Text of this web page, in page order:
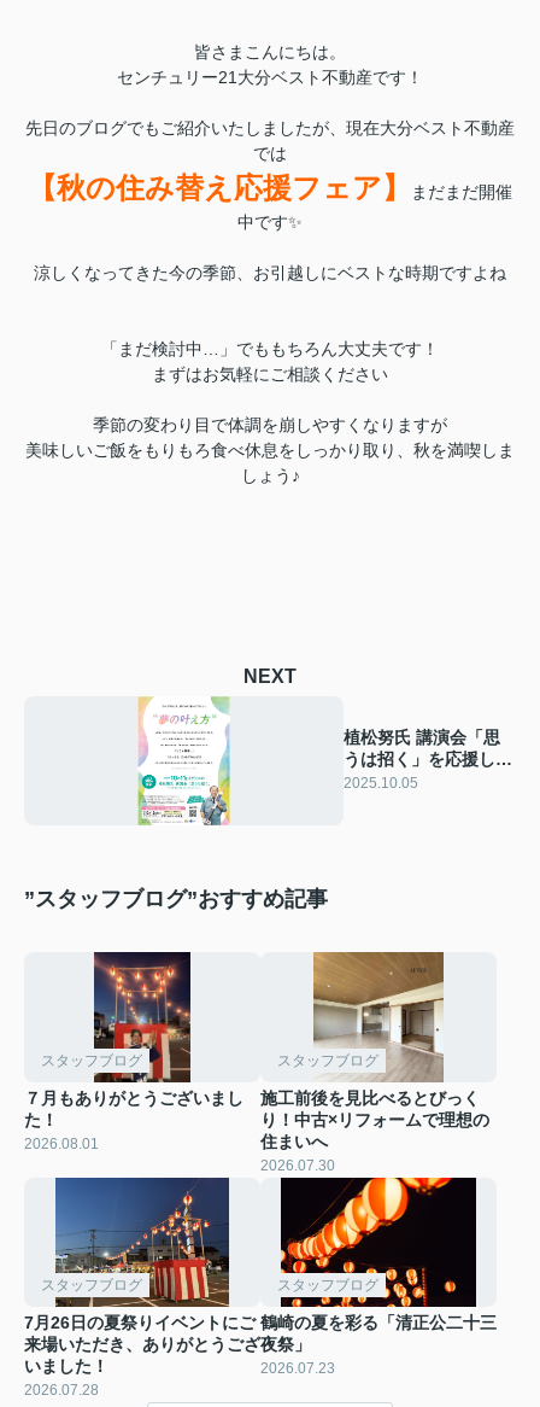
皆さまこんにちは。
センチュリー21大分ベスト不動産です！
先日のブログでもご紹介いたしましたが、現在大分ベスト不動産
では
【秋の住み替え応援フェア】
まだまだ開催
中です✨
涼しくなってきた今の季節、お引越しにベストな時期ですよね
「まだ検討中…」でももちろん大丈夫です！
まずはお気軽にご相談ください
季節の変わり目で体調を崩しやすくなりますが
美味しいご飯をもりもろ食べ休息をしっかり取り、秋を満喫しま
しょう♪
NEXT
植松努氏 講演会「思
うは招く」を応援して
います！
2025.10.05
”スタッフブログ”おすすめ記事
スタッフブログ
７月もありがとうございまし
た！
2026.08.01
スタッフブログ
施工前後を見比べるとびっく
り！中古×リフォームで理想の
住まいへ
2026.07.30
スタッフブログ
7月26日の夏祭りイベントにご
来場いただき、ありがとうござ
いました！
2026.07.28
スタッフブログ
鶴崎の夏を彩る「清正公二十三
夜祭」
2026.07.23